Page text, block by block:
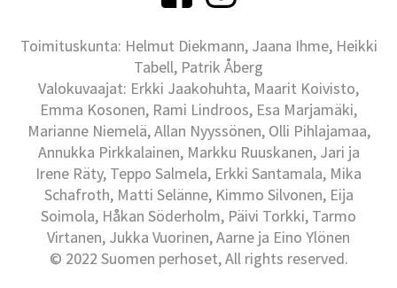
Toimituskunta: Helmut Diekmann, Jaana Ihme, Heikki
Tabell, Patrik Åberg
Valokuvaajat: Erkki Jaakohuhta, Maarit Koivisto,
Emma Kosonen, Rami Lindroos, Esa Marjamäki,
Marianne Niemelä, Allan Nyyssönen, Olli Pihlajamaa,
Annukka Pirkkalainen, Markku Ruuskanen, Jari ja
Irene Räty, Teppo Salmela, Erkki Santamala, Mika
Schafroth, Matti Selänne, Kimmo Silvonen, Eija
Soimola, Håkan Söderholm, Päivi Torkki, Tarmo
Virtanen, Jukka Vuorinen, Aarne ja Eino Ylönen
© 2022 Suomen perhoset, All rights reserved.